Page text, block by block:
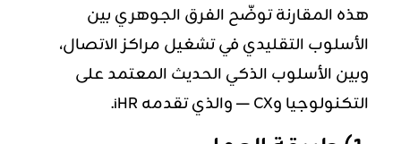
هذه المقارنة توضّح الفرق الجوهري بين
الأسلوب التقليدي في تشغيل مراكز الاتصال،
وبين الأسلوب الذكي الحديث المعتمد على
التكنولوجيا وCX — والذي تقدمه iHR.